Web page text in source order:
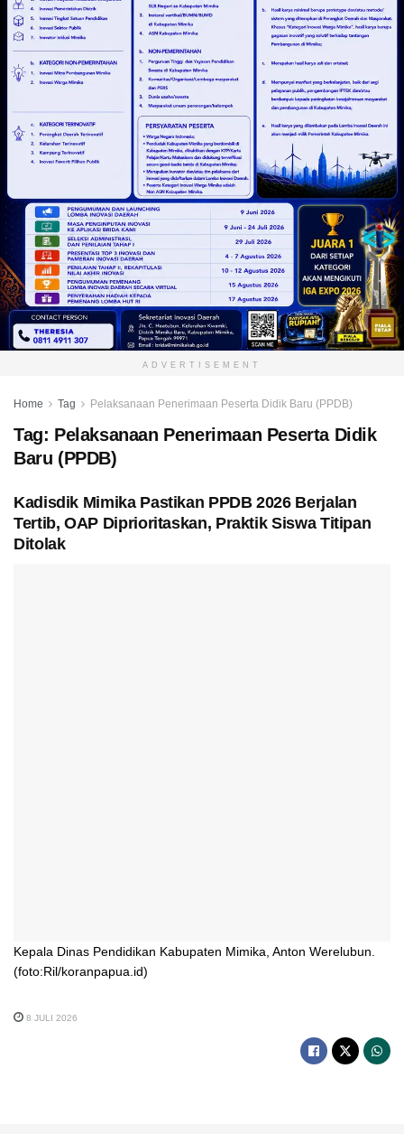
ADVERTISEMENT
Home Tag Pelaksanaan Penerimaan Peserta Didik Baru (PPDB)
Tag: Pelaksanaan Penerimaan Peserta Didik
Baru (PPDB)
Kadisdik Mimika Pastikan PPDB 2026 Berjalan
Tertib, OAP Diprioritaskan, Praktik Siswa Titipan
Ditolak
Kepala Dinas Pendidikan Kabupaten Mimika, Anton Werelubun.
(foto:Ril/koranpapua.id)
8 JULI 2026